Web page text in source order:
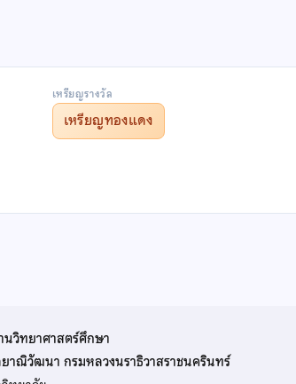
เหรียญรางวัล
เหรียญทองแดง
วิทยาศาสตร์ศึกษา
าณิวัฒนา กรมหลวงนราธิวาสราชนครินทร์